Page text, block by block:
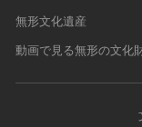
無形文化遺産
動画で見る無形の文化